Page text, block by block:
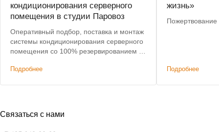
кондиционирования серверного
помещения в студии Паровоз
Оперативный подбор, поставка и монтаж
системы кондиционирования серверного
помещения со 100% резервированием в
Подробнее
жизнь»
Подробнее
Связаться с нами